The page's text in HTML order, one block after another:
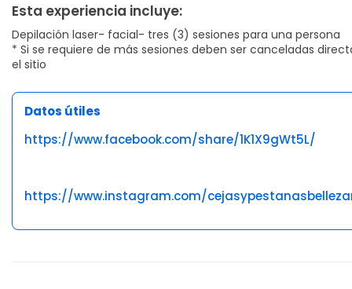
Esta experiencia incluye:
Depilación laser- facial- tres (3) sesiones para una persona
* Si se requiere de más sesiones deben ser canceladas
el sitio
Datos útiles
https://www.facebook.com/share/1K1X9gWt5L/
https://www.instagram.com/